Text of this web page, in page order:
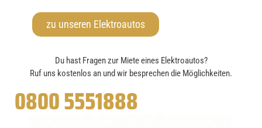
zu unseren Elektroautos
Du hast Fragen zur Miete eines Elektroautos?
Ruf uns kostenlos an und wir besprechen die Möglichkeiten.
0800 5551888